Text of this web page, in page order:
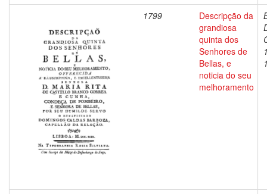
1799
Descripção da
grandiosa
quinta dos
Senhores de
Bellas, e
noticia do seu
melhoramento